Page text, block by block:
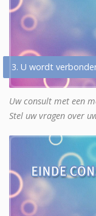
3. U wordt
Uw consult met een
Stel uw vragen over